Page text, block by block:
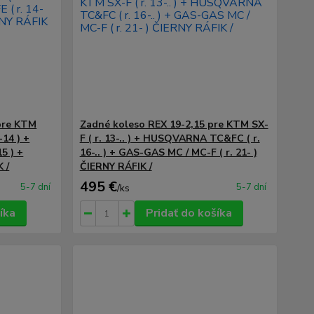
KTM
) +
) +
/
5-7 dní
Zadné koleso REX 19-2,15 pre KTM SX-
F ( r. 13-.. ) + HUSQVARNA TC&FC ( r.
16-.. ) + GAS-GAS MC / MC-F ( r. 21- )
ČIERNY RÁFIK /
495 €/ks 5-7 dní
Pridať do košíka